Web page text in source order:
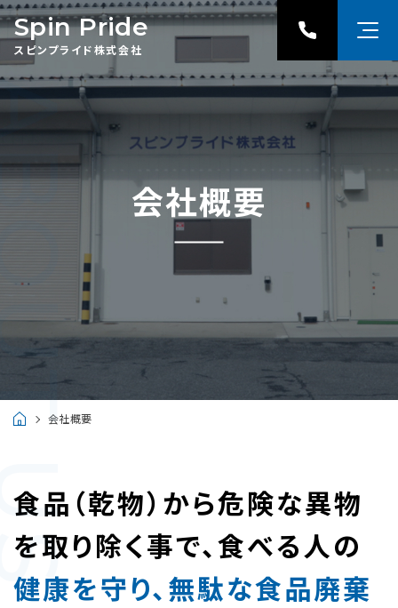
Spin Pride
スピンプライド株式会社
会社概要
会社概要
US
食品（乾物）から危険な異物
を取り除く事で、食べる人の
健康を守り、無駄な食品廃棄